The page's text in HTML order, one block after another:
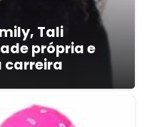
Tali
própria e
carreira